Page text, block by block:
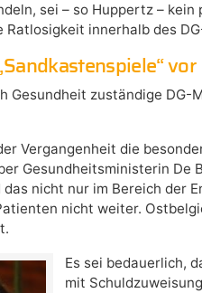
sei – so Huppertz –
innerhalb des
vor
Gesundheit zuständige DG-
Vergangenheit die
Gesundheitsministerin De
nicht nur im Bereich der
nicht weiter.
Es sei bedauerlich,
mit